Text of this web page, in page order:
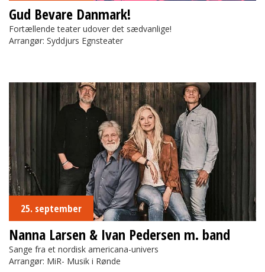
Gud Bevare Danmark!
Fortællende teater udover det sædvanlige!
Arrangør: Syddjurs Egnsteater
Nanna Larsen & Ivan Pedersen m. band
25. september
Nanna Larsen & Ivan Pedersen m. band
Sange fra et nordisk americana-univers
Arrangør: MiR- Musik i Rønde